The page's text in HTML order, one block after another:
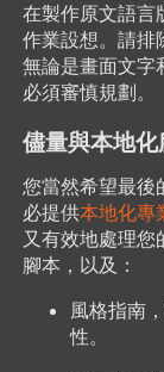
在製作原文語言
作業設想。請排
無論是畫面文字
必須審慎規劃。
儘量與本地化
您當然希望最後
必提供本地化專
又有效地處理
腳本，以及：
風格指南
性。